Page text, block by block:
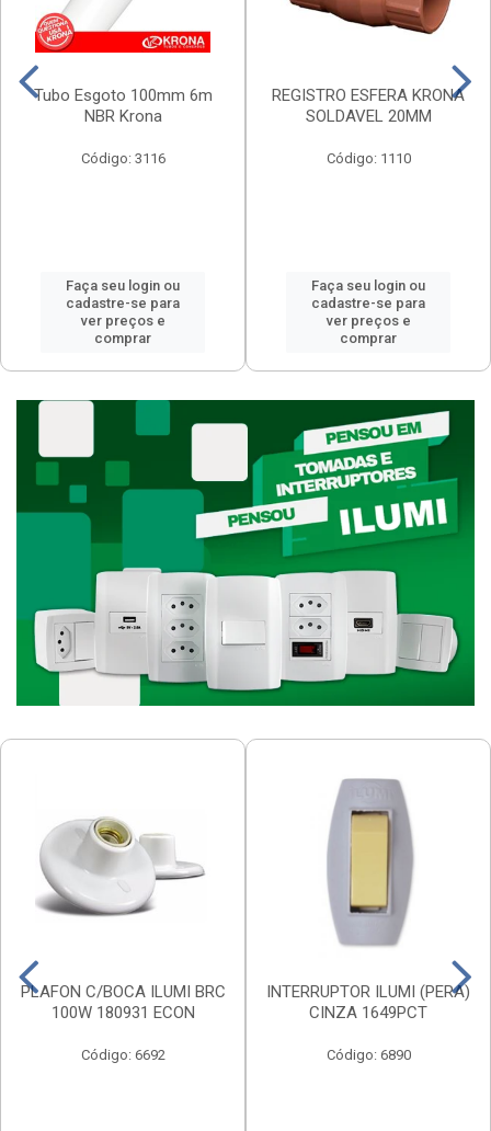
Tubo Esgoto 100mm 6m
NBR Krona
Código: 3116
Faça seu login ou
cadastre-se para
ver preços e
comprar
REGISTRO ESFERA KRONA
SOLDAVEL 20MM
Código: 1110
Faça seu login ou
cadastre-se para
ver preços e
comprar
PLAFON C/BOCA ILUMI BRC
100W 180931 ECON
Código: 6692
INTERRUPTOR ILUMI (PERA)
CINZA 1649PCT
Código: 6890